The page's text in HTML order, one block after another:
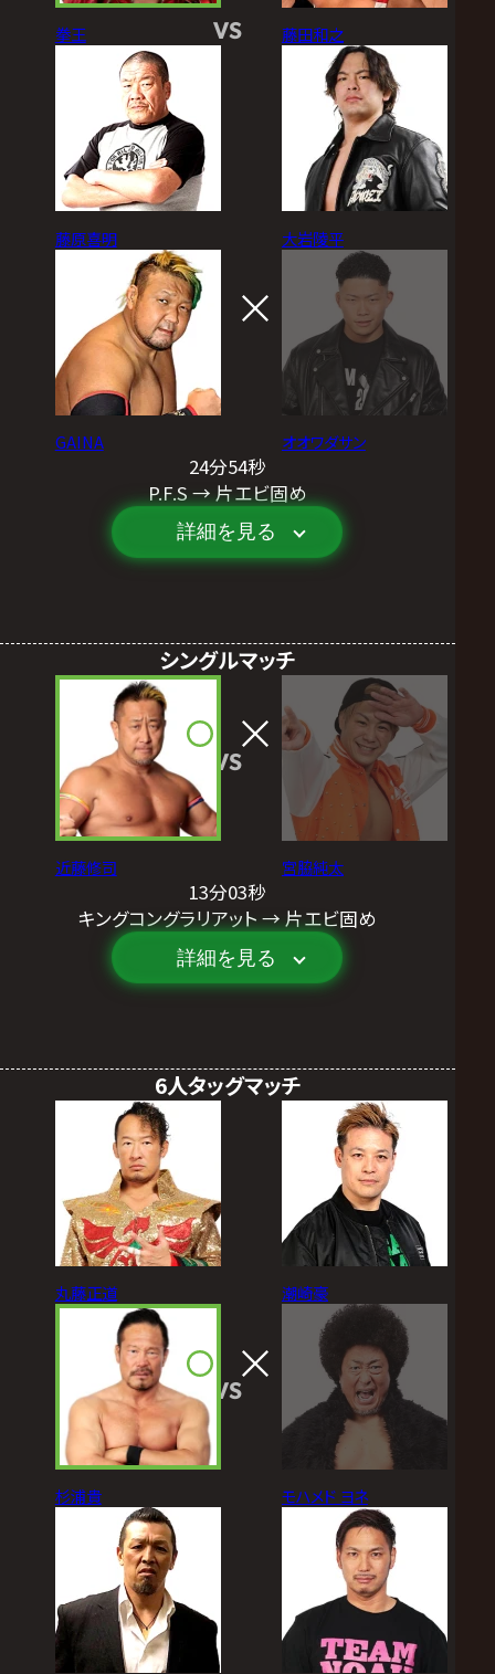
拳王
藤原喜明
GAINA
VS 藤田和之
大岩陵平
オオワダサン
24分54秒
P.F.S → 片エビ固め
詳細を見る
シングルマッチ
近藤修司
VS
宮脇純太
13分03秒
キングコングラリアット → 片エビ固め
詳細を見る
6人タッグマッチ
丸藤正道
杉浦貴
VS
潮崎豪
モハメド ヨネ